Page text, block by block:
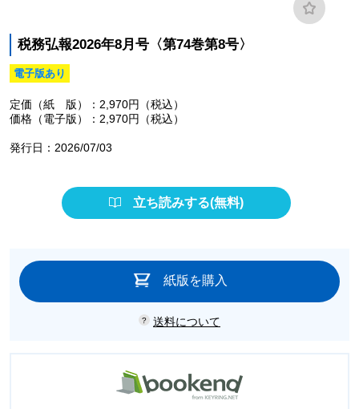
税務弘報2026年8月号〈第74巻第8号〉
電子版あり
定価（紙 版）：2,970円（税込）
価格（電子版）：2,970円（税込）
発行日：2026/07/03
立ち読みする(無料)
紙版を購入
送料について